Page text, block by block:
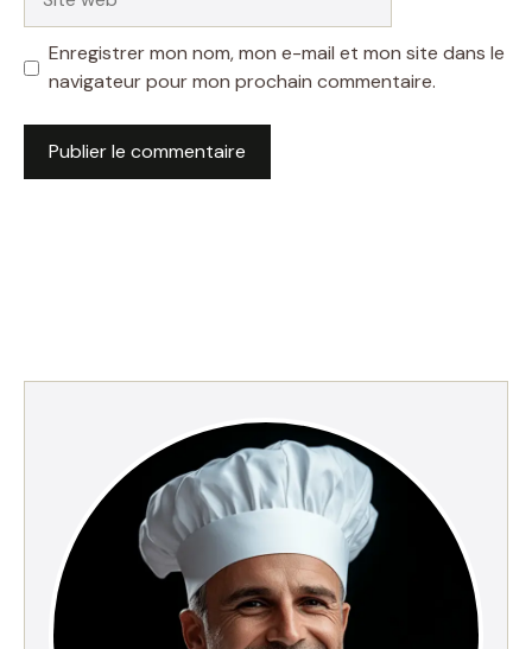
web
Enregistrer mon nom, mon e-mail et mon site dans le
navigateur pour mon prochain commentaire.